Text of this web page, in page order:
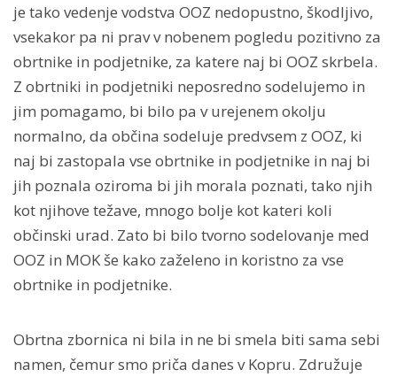
je tako vedenje vodstva OOZ nedopustno, škodljivo,
vsekakor pa ni prav v nobenem pogledu pozitivno za
obrtnike in podjetnike, za katere naj bi OOZ skrbela.
Z obrtniki in podjetniki neposredno sodelujemo in
jim pomagamo, bi bilo pa v urejenem okolju
normalno, da občina sodeluje predvsem z OOZ, ki
naj bi zastopala vse obrtnike in podjetnike in naj bi
jih poznala oziroma bi jih morala poznati, tako njih
kot njihove težave, mnogo bolje kot kateri koli
občinski urad. Zato bi bilo tvorno sodelovanje med
OOZ in MOK še kako zaželeno in koristno za vse
obrtnike in podjetnike.
Obrtna zbornica ni bila in ne bi smela biti sama sebi
namen, čemur smo priča danes v Kopru. Združuje